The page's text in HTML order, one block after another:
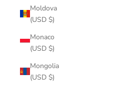
Moldova
(USD $)
Monaco
(USD $)
Mongolia
(USD $)